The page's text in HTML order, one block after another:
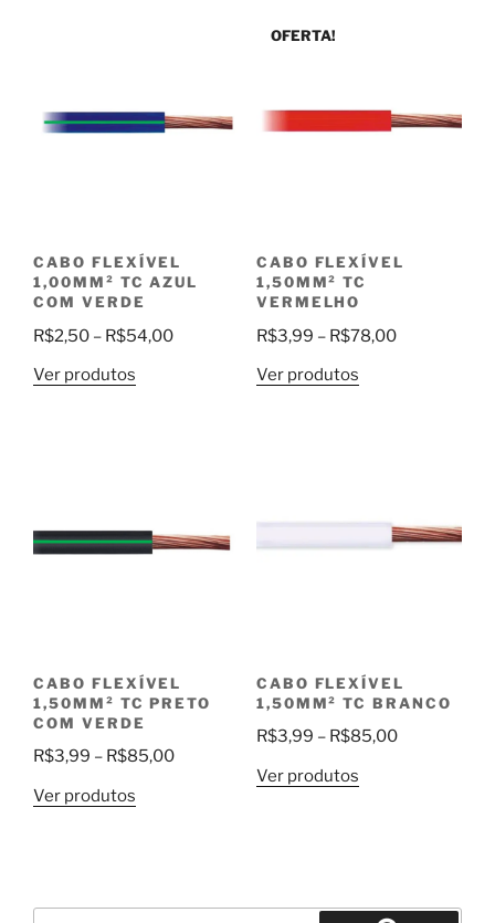
CABO FLEXÍVEL
1,00MM² TC AZUL
COM VERDE
R$2,50 – R$54,00Faixa
Ver produtos
OFERTA!
CABO FLEXÍVEL
1,50MM² TC
VERMELHO
R$3,99 – R$78,00Faixa
Ver produtos
CABO FLEXÍVEL
1,50MM² TC PRETO
COM VERDE
R$3,99 – R$85,00Faixa
Ver produtos
CABO FLEXÍVEL
1,50MM² TC BRANCO
R$3,99 – R$85,00Faixa
Ver produtos